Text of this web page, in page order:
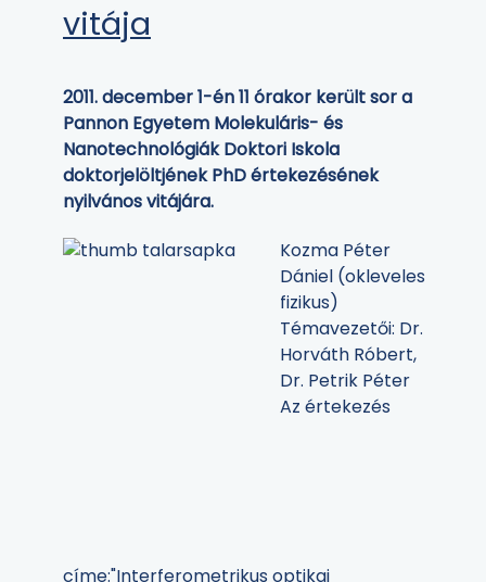
vitája
2011. december 1-én 11 órakor került sor a
Pannon Egyetem Molekuláris- és
Nanotechnológiák Doktori Iskola
doktorjelöltjének PhD értekezésének
nyilvános vitájára.
Kozma Péter
Dániel (okleveles
fizikus)
Témavezetői: Dr.
Horváth Róbert,
Dr. Petrik Péter
Az értekezés
címe:"Interferometrikus optikai